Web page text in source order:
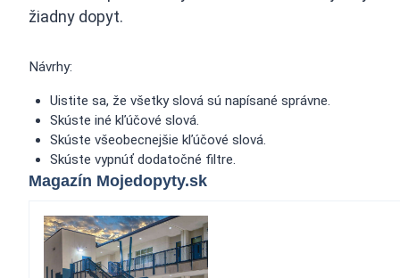
žiadny dopyt.
Návrhy:
Uistite sa, že všetky slová sú napísané správne.
Skúste iné kľúčové slová.
Skúste všeobecnejšie kľúčové slová.
Skúste vypnúť dodatočné filtre.
Magazín Mojedopyty.sk